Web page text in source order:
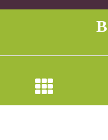
Перейти